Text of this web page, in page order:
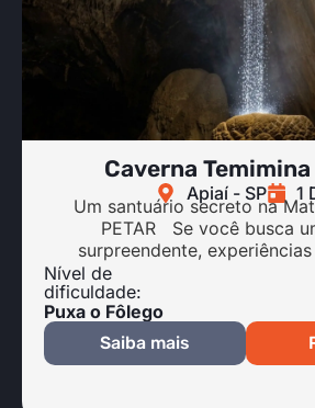
Caverna
Apiaí - SP 1
Um santuário secreto na
PETAR Se você busca
surpreendente,
Nível de
dificuldade:
Puxa o Fôlego
Saiba mais